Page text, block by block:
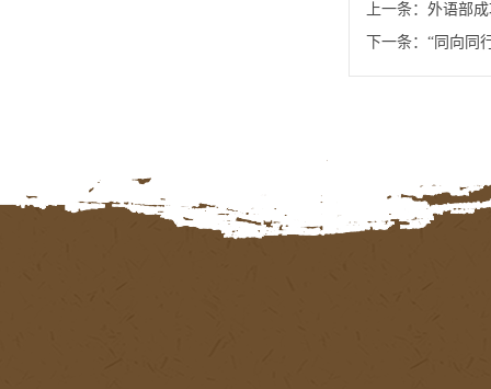
上一条： 外语部
下一条： “同向同